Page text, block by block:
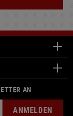
AN
ANMELDEN